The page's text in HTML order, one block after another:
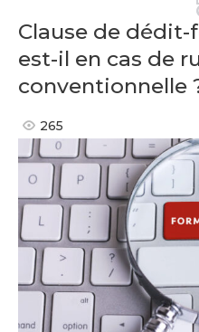
Clause de
est-il en cas de
conventionnelle
265